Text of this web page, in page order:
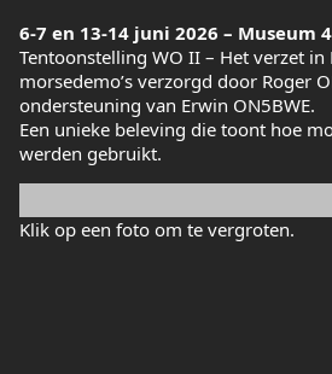
6-7 en 13-14 juni 2026 – Museum
Tentoonstelling WO II – Het verzet
morsedemo’s verzorgd door Roger
ondersteuning van Erwin ON5BWE.
Een unieke beleving die toont hoe
werden gebruikt.
Klik op een foto om te vergroten.